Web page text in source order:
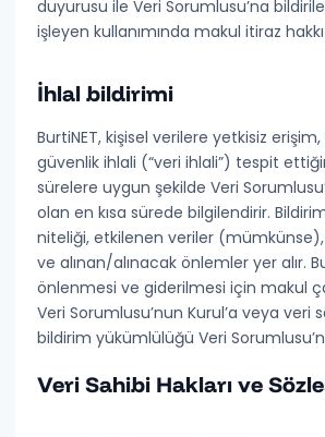
duyurusu ile Veri Sorumlusu’na
işleyen kullanımında makul itiraz hakkı
İhlal bildirimi
BurtiNET, kişisel verilere yetkisiz erişim,
güvenlik ihlali (“veri ihlali”) tespit
sürelere uygun şekildeVeri
olan en kısa sürede bilgilendirir.
niteliği, etkilenen veriler (mümkünse),
ve alınan/alınacak önlemler yer alır.
önlenmesi ve giderilmesi için makul
Veri Sorumlusu’nun Kurul’a veya veri
bildirim yükümlülüğü Veri
Veri Sahibi Hakları ve